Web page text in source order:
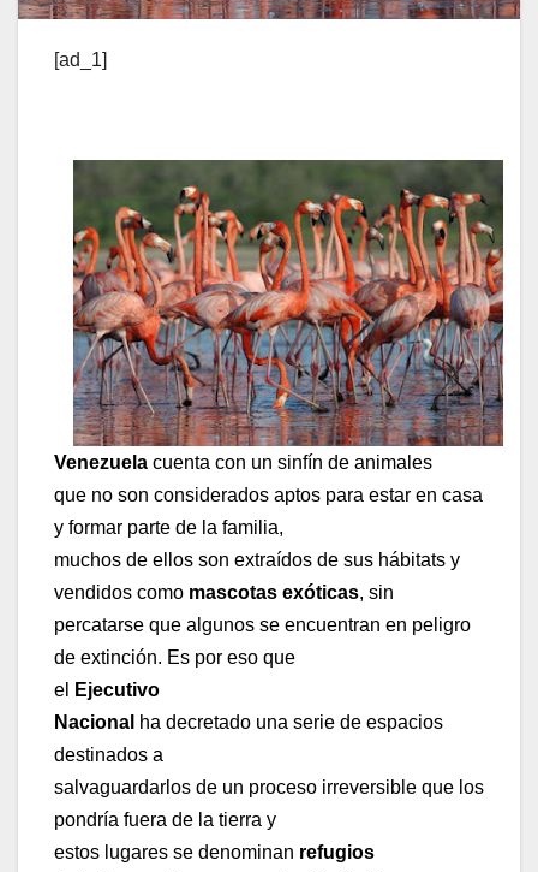
[ad_1]
Venezuela cuenta con un sinfín de animales
que no son considerados aptos para estar en casa
y formar parte de la familia,
muchos de ellos son extraídos de sus hábitats y
vendidos como mascotas exóticas, sin
percatarse que algunos se encuentran en peligro
de extinción. Es por eso que
el
Ejecutivo
Nacional ha decretado una serie de espacios
destinados a
salvaguardarlos de un proceso irreversible que los
pondría fuera de la tierra y
estos lugares se denominan refugios